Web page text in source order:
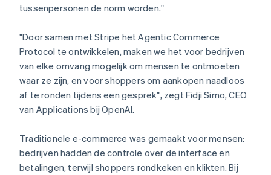
tussenpersonen de norm worden."
"Door samen met Stripe het Agentic Commerce
Protocol te ontwikkelen, maken we het voor bedrijven
van elke omvang mogelijk om mensen te ontmoeten
waar ze zijn, en voor shoppers om aankopen naadloos
af te ronden tijdens een gesprek", zegt Fidji Simo, CEO
van Applications bij OpenAI.
Traditionele e-commerce was gemaakt voor mensen:
bedrijven hadden de controle over de interface en
betalingen, terwijl shoppers rondkeken en klikten. Bij
Australië
Nederlands Français DeutschEnglish
Brazilië
PortuguêsEnglish
Bulgarije
English
Canada
EnglishFrançais
English
Denemarken
English